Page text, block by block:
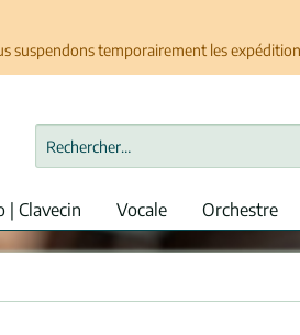
suspendons temporairement les
| Clavecin Vocale Orchestre